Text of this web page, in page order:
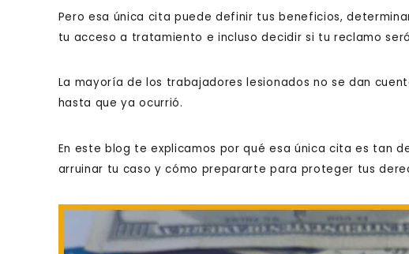
Pero esa única cita puede definir tus beneficios,
tu acceso a tratamiento e incluso decidir si tu reclamo
La mayoría de los trabajadores lesionados no se dan
hasta que ya ocurrió.
En este blog te explicamos por qué esa única cita es tan
arruinar tu caso y cómo prepararte para proteger tus